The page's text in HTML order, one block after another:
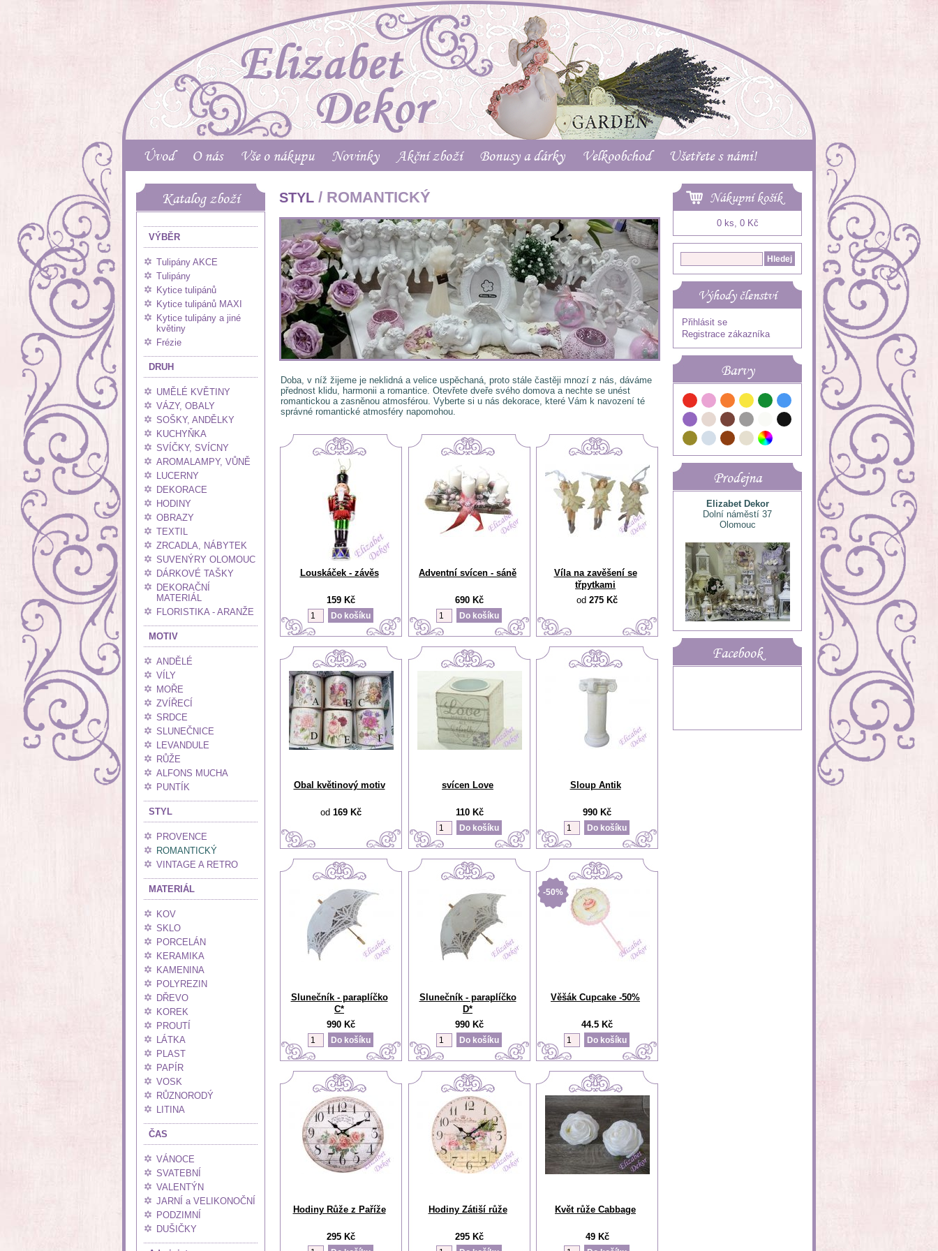
Úvod O nás Vše o nákupu Novinky Akční zboží Bonusy a dárky Velkoobchod Ušetřete s námi!
Katalog zboží
VÝBĚR
Tulipány AKCE
Tulipány
Kytice tulipánů
Kytice tulipánů MAXI
Kytice tulipány a jiné
květiny
Frézie
DRUH
UMĚLÉ KVĚTINY
VÁZY, OBALY
SOŠKY, ANDĚLKY
KUCHYŇKA
SVÍČKY, SVÍCNY
AROMALAMPY, VŮNĚ
LUCERNY
DEKORACE
HODINY
OBRAZY
TEXTIL
ZRCADLA, NÁBYTEK
SUVENÝRY OLOMOUC
DÁRKOVÉ TAŠKY
DEKORAČNÍ
MATERIÁL
FLORISTIKA - ARANŽE
MOTIV
ANDĚLÉ
VÍLY
MOŘE
ZVÍŘECÍ
SRDCE
SLUNEČNICE
LEVANDULE
RŮŽE
ALFONS MUCHA
PUNTÍK
STYL
PROVENCE
ROMANTICKÝ
VINTAGE A RETRO
MATERIÁL
KOV
SKLO
PORCELÁN
KERAMIKA
KAMENINA
POLYREZIN
DŘEVO
KOREK
PROUTÍ
LÁTKA
PLAST
PAPÍR
VOSK
RŮZNORODÝ
LITINA
ČAS
VÁNOCE
SVATEBNÍ
VALENTÝN
JARNÍ a VELIKONOČNÍ
PODZIMNÍ
DUŠIČKY
STYL / ROMANTICKÝ
Doba, v níž žijeme je neklidná a velice uspěchaná, proto stále častěji mnozí z nás, dáváme
přednost klidu, harmonii a romantice. Otevřete dveře svého domova a nechte se unést
romantickou a zasněnou atmosférou. Vyberte si u nás dekorace, které Vám k navození té
správné romantické atmosféry napomohou.
Louskáček - závěs
159 Kč
Adventní svícen - sáně
690 Kč
Víla na zavěšení se
třpytkami
od 275 Kč
Obal květinový motiv
od 169 Kč
svícen Love
110 Kč
Sloup Antik
990 Kč
Slunečník - paraplíčko
C*
990 Kč
Slunečník - paraplíčko
D*
990 Kč
-50%
Věšák Cupcake -50%
44.5 Kč
Hodiny Růže z Paříže
295 Kč
Hodiny Zátiší růže
295 Kč
Květ růže Cabbage
49 Kč
Nákupní košík
0 ks, 0 Kč
Výhody členství
Přihlásit se
Registrace zákazníka
Barvy
Prodejna
Elizabet Dekor
Dolní náměstí 37
Olomouc
Facebook